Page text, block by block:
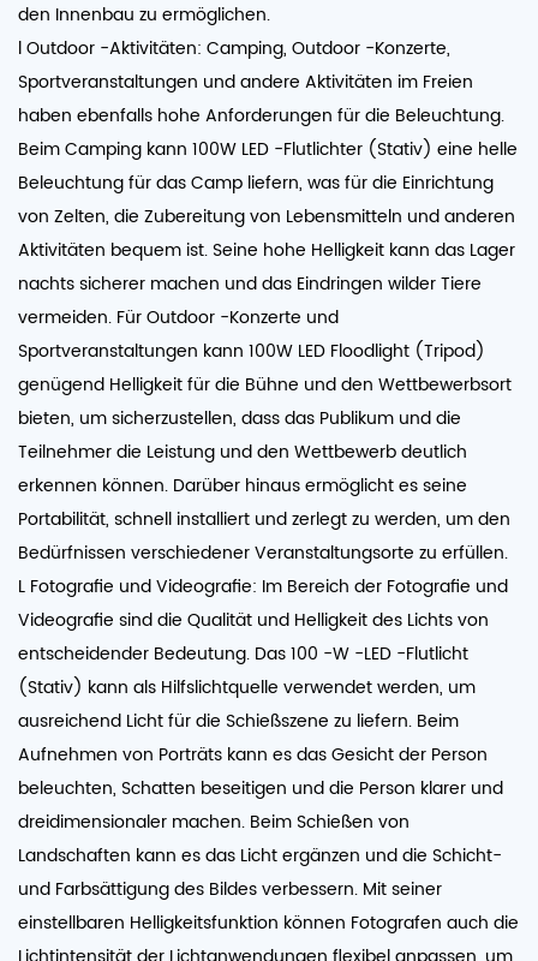
den Innenbau zu ermöglichen.
l Outdoor -Aktivitäten: Camping, Outdoor -Konzerte,
Sportveranstaltungen und andere Aktivitäten im Freien
haben ebenfalls hohe Anforderungen für die Beleuchtung.
Beim Camping kann 100W LED -Flutlichter (Stativ) eine helle
Beleuchtung für das Camp liefern, was für die Einrichtung
von Zelten, die Zubereitung von Lebensmitteln und anderen
Aktivitäten bequem ist. Seine hohe Helligkeit kann das Lager
nachts sicherer machen und das Eindringen wilder Tiere
vermeiden. Für Outdoor -Konzerte und
Sportveranstaltungen kann 100W LED Floodlight (Tripod)
genügend Helligkeit für die Bühne und den Wettbewerbsort
bieten, um sicherzustellen, dass das Publikum und die
Teilnehmer die Leistung und den Wettbewerb deutlich
erkennen können. Darüber hinaus ermöglicht es seine
Portabilität, schnell installiert und zerlegt zu werden, um den
Bedürfnissen verschiedener Veranstaltungsorte zu erfüllen.
L Fotografie und Videografie: Im Bereich der Fotografie und
Videografie sind die Qualität und Helligkeit des Lichts von
entscheidender Bedeutung. Das 100 -W -LED -Flutlicht
(Stativ) kann als Hilfslichtquelle verwendet werden, um
ausreichend Licht für die Schießszene zu liefern. Beim
Aufnehmen von Porträts kann es das Gesicht der Person
beleuchten, Schatten beseitigen und die Person klarer und
dreidimensionaler machen. Beim Schießen von
Landschaften kann es das Licht ergänzen und die Schicht-
und Farbsättigung des Bildes verbessern. Mit seiner
einstellbaren Helligkeitsfunktion können Fotografen auch die